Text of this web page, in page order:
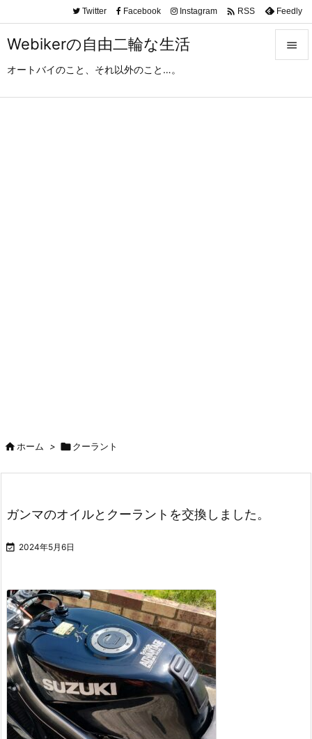
Webikerの自由二輪な生活
オートバイのこと、それ以外のこと…。

Twitter Facebook Instagram  RSS Feedly
ホーム > クーラント
ガンマのオイルとクーラントを交換しました。
 2024年5月6日